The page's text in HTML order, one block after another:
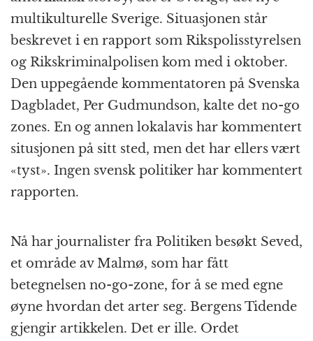
multikulturelle Sverige. Situasjonen står
beskrevet i en rapport som Rikspolisstyrelsen
og Rikskriminalpolisen kom med i oktober.
Den uppegående kommentatoren på Svenska
Dagbladet, Per Gudmundson, kalte det no-go
zones. En og annen lokalavis har kommentert
situsjonen på sitt sted, men det har ellers vært
«tyst». Ingen svensk politiker har kommentert
rapporten.
Nå har journalister fra Politiken besøkt Seved,
et område av Malmø, som har fått
betegnelsen no-go-zone, for å se med egne
øyne hvordan det arter seg. Bergens Tidende
gjengir artikkelen. Det er ille. Ordet